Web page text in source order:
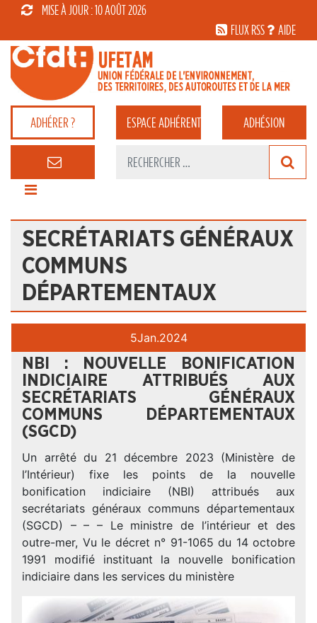
MISE À JOUR : 10 AOÛT 2026
FLUX RSS
AIDE
ADHÉRER ? ESPACEADHÉRENT ADHÉSION
SECRÉTARIATS GÉNÉRAUX
COMMUNS
DÉPARTEMENTAUX
5Jan.2024
NBI : NOUVELLE BONIFICATION
INDICIAIRE ATTRIBUÉS AUX
SECRÉTARIATS GÉNÉRAUX
COMMUNS DÉPARTEMENTAUX
(SGCD)
Un arrêté du 21 décembre 2023 (Ministère de
l’Intérieur) fixe les points de la nouvelle
bonification indiciaire (NBI) attribués aux
secrétariats généraux communs départementaux
(SGCD) – – – Le ministre de l’intérieur et des
outre-mer, Vu le décret n° 91-1065 du 14 octobre
1991 modifié instituant la nouvelle bonification
indiciaire dans les services du ministère